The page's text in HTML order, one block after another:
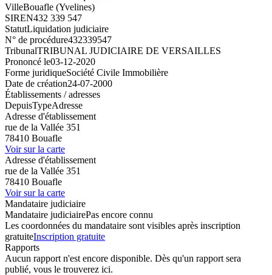
VilleBouafle (Yvelines)
SIREN432 339 547
StatutLiquidation judiciaire
N° de procédure432339547
TribunalTRIBUNAL JUDICIAIRE DE VERSAILLES
Prononcé le03-12-2020
Forme juridiqueSociété Civile Immobilière
Date de création24-07-2000
Établissements / adresses
DepuisTypeAdresse
Adresse d'établissement
rue de la Vallée 351
78410 Bouafle
Voir sur la carte
Adresse d'établissement
rue de la Vallée 351
78410 Bouafle
Voir sur la carte
Mandataire judiciaire
Mandataire judiciairePas encore connu
Les coordonnées du mandataire sont visibles après inscription
gratuiteInscription gratuite
Rapports
Aucun rapport n'est encore disponible. Dès qu'un rapport sera
publié, vous le trouverez ici.